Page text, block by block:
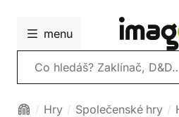
menu
Vyhledávání
Hry Společenské hry